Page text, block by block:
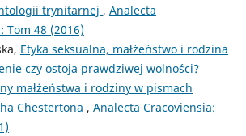
trynitarnej , Analecta
Tom 48 (2016)
Etyka seksualna, małżeństwo i rodzina
czy ostoja prawdziwej wolności?
małżeństwa i rodziny w pismach
Chestertona , Analecta Cracoviensia: